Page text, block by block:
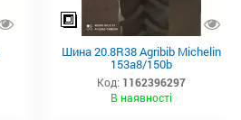
Шина 20.8R38 Agribib Michelin
153a8/150b
Код: 1162396297
В наявності